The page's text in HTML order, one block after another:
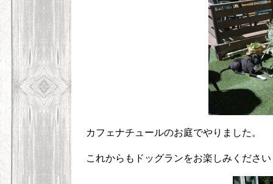
カフェナチュールのお庭でやりました。
これからもドッグランをお楽しみください